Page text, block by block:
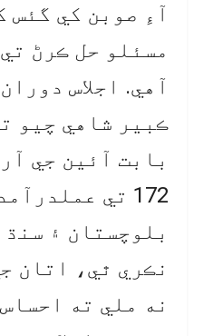
آءِ صوبن کي گئس
مسئلو حل ڪرڻ
آهي. اجلاس
ڪبير شاهي چيو
172 تي
بلوچستان ۽
نڪري ٿي، اتان
نه ملي ته